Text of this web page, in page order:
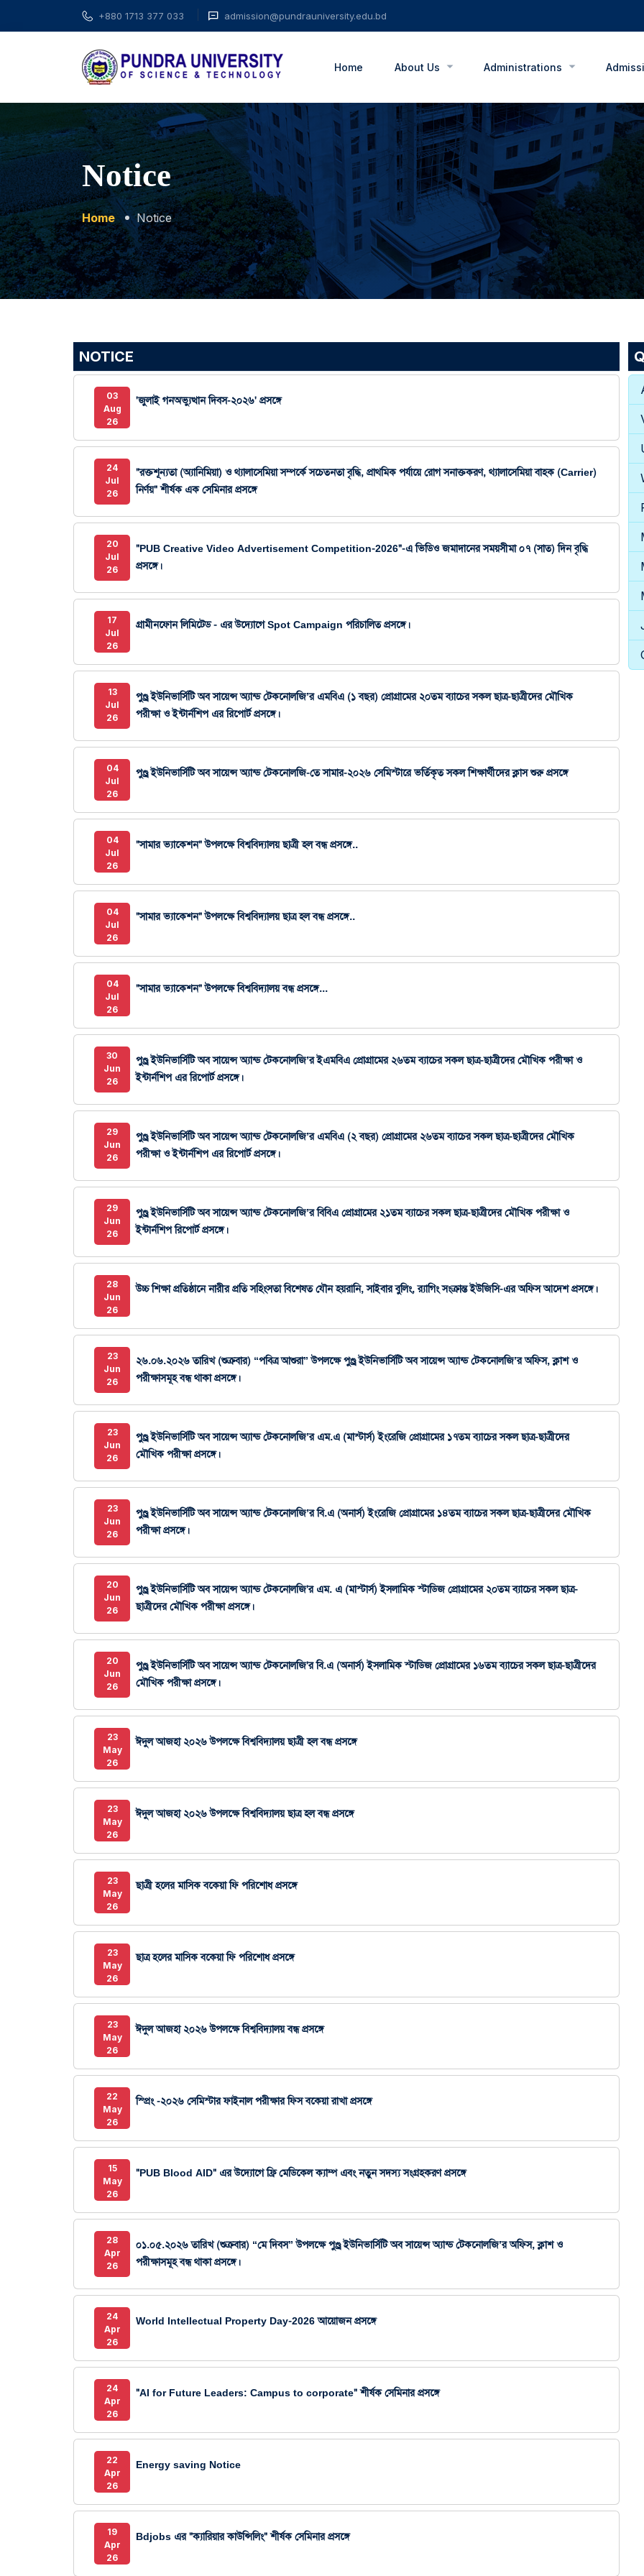
+880 1713 377 033 admission@pundrauniversity.edu.bd
Home About Us Administrations
Notice
Home Notice
NOTICE
03
Aug
26
'জুলাই গনঅভ্যুত্থান দিবস-২০২৬' প্রসঙ্গে
24
Jul
26
"রক্তশূন্যতা (অ্যানিমিয়া) ও থ্যালাসেমিয়া সম্পর্কে সচেতনতা বৃদ্ধি, প্রাথমিক পর্যায়ে রোগ সনাক্তকরণ, থ্যালাসেমিয়া বাহক (Carrier)
নির্ণয়" শীর্ষক এক সেমিনার প্রসঙ্গে
20
Jul
26
"PUB Creative Video Advertisement Competition-2026"-এ ভিডিও জমাদানের সময়সীমা ০৭ (সাত) দিন বৃদ্ধি
প্রসঙ্গে।
17
Jul
26
গ্রামীনফোন লিমিটেড - এর উদ্যোগে Spot Campaign পরিচালিত প্রসঙ্গে।
13
Jul
26
পুণ্ড্র ইউনিভার্সিটি অব সায়েন্স অ্যান্ড টেকনোলজি’র এমবিএ (১ বছর) প্রোগ্রামের ২০তম ব্যাচের সকল ছাত্র-ছাত্রীদের মৌখিক
পরীক্ষা ও ইন্টার্নশিপ এর রিপোর্ট প্রসঙ্গে।
04
Jul
26
পুণ্ড্র ইউনিভার্সিটি অব সায়েন্স অ্যান্ড টেকনোলজি-তে সামার-২০২৬ সেমিস্টারে ভর্তিকৃত সকল শিক্ষার্থীদের ক্লাস শুরু প্রসঙ্গে
04
Jul
26
"সামার ভ্যাকেশন" উপলক্ষে বিশ্ববিদ্যালয় ছাত্রী হল বন্ধ প্রসঙ্গে..
04
Jul
26
"সামার ভ্যাকেশন" উপলক্ষে বিশ্ববিদ্যালয় ছাত্র হল বন্ধ প্রসঙ্গে..
04
Jul
26
"সামার ভ্যাকেশন" উপলক্ষে বিশ্ববিদ্যালয় বন্ধ প্রসঙ্গে...
30
Jun
26
পুণ্ড্র ইউনিভার্সিটি অব সায়েন্স অ্যান্ড টেকনোলজি’র ইএমবিএ প্রোগ্রামের ২৬তম ব্যাচের সকল ছাত্র-ছাত্রীদের মৌখিক পরীক্ষা ও
ইন্টার্নশিপ এর রিপোর্ট প্রসঙ্গে।
29
Jun
26
পুণ্ড্র ইউনিভার্সিটি অব সায়েন্স অ্যান্ড টেকনোলজি’র এমবিএ (২ বছর) প্রোগ্রামের ২৬তম ব্যাচের সকল ছাত্র-ছাত্রীদের মৌখিক
পরীক্ষা ও ইন্টার্নশিপ এর রিপোর্ট প্রসঙ্গে।
29
Jun
26
পুণ্ড্র ইউনিভার্সিটি অব সায়েন্স অ্যান্ড টেকনোলজি’র বিবিএ প্রোগ্রামের ২১তম ব্যাচের সকল ছাত্র-ছাত্রীদের মৌখিক পরীক্ষা ও
ইন্টার্নশিপ রিপোর্ট প্রসঙ্গে।
28
Jun
26
উচ্চ শিক্ষা প্রতিষ্ঠানে নারীর প্রতি সহিংসতা বিশেষত যৌন হয়রানি, সাইবার বুলিং, র‌্যাগিং সংক্রান্ত ইউজিসি-এর অফিস আদেশ প্রসঙ্গে।
23
Jun
26
২৬.০৬.২০২৬ তারিখ (শুক্রবার) “পবিত্র আশুরা” উপলক্ষে পুণ্ড্র ইউনিভার্সিটি অব সায়েন্স অ্যান্ড টেকনোলজি’র অফিস, ক্লাশ ও
পরীক্ষাসমূহ বন্ধ থাকা প্রসঙ্গে।
23
Jun
26
পুণ্ড্র ইউনিভার্সিটি অব সায়েন্স অ্যান্ড টেকনোলজি’র এম.এ (মাস্টার্স) ইংরেজি প্রোগ্রামের ১৭তম ব্যাচের সকল ছাত্র-ছাত্রীদের
মৌখিক পরীক্ষা প্রসঙ্গে।
23
Jun
26
পুণ্ড্র ইউনিভার্সিটি অব সায়েন্স অ্যান্ড টেকনোলজি’র বি.এ (অনার্স) ইংরেজি প্রোগ্রামের ১৪তম ব্যাচের সকল ছাত্র-ছাত্রীদের মৌখিক
পরীক্ষা প্রসঙ্গে।
20
Jun
26
পুণ্ড্র ইউনিভার্সিটি অব সায়েন্স অ্যান্ড টেকনোলজি'র এম. এ (মাস্টার্স) ইসলামিক স্টাডিজ প্রোগ্রামের ২০তম ব্যাচের সকল ছাত্র-
ছাত্রীদের মৌখিক পরীক্ষা প্রসঙ্গে।
20
Jun
26
পুণ্ড্র ইউনিভার্সিটি অব সায়েন্স অ্যান্ড টেকনোলজি'র বি.এ (অনার্স) ইসলামিক স্টাডিজ প্রোগ্রামের ১৬তম ব্যাচের সকল ছাত্র-ছাত্রীদের
মৌখিক পরীক্ষা প্রসঙ্গে।
23
May
26
ঈদুল আজহা ২০২৬ উপলক্ষে বিশ্ববিদ্যালয় ছাত্রী হল বন্ধ প্রসঙ্গে
23
May
26
ঈদুল আজহা ২০২৬ উপলক্ষে বিশ্ববিদ্যালয় ছাত্র হল বন্ধ প্রসঙ্গে
23
May
26
ছাত্রী হলের মাসিক বকেয়া ফি পরিশোধ প্রসঙ্গে
23
May
26
ছাত্র হলের মাসিক বকেয়া ফি পরিশোধ প্রসঙ্গে
23
May
26
ঈদুল আজহা ২০২৬ উপলক্ষে বিশ্ববিদ্যালয় বন্ধ প্রসঙ্গে
22
May
26
স্প্রিং -২০২৬ সেমিস্টার ফাইনাল পরীক্ষার ফিস বকেয়া রাখা প্রসঙ্গে
15
May
26
"PUB Blood AID" এর উদ্যোগে ফ্রি মেডিকেল ক্যাম্প এবং নতুন সদস্য সংগ্রহকরণ প্রসঙ্গে
28
Apr
26
০১.০৫.২০২৬ তারিখ (শুক্রবার) “মে দিবস” উপলক্ষে পুণ্ড্র ইউনিভার্সিটি অব সায়েন্স অ্যান্ড টেকনোলজি’র অফিস, ক্লাশ ও
পরীক্ষাসমূহ বন্ধ থাকা প্রসঙ্গে।
24
Apr
26
World Intellectual Property Day-2026 আয়োজন প্রসঙ্গে
24
Apr
26
"AI for Future Leaders: Campus to corporate" শীর্ষক সেমিনার প্রসঙ্গে
22
Apr
26
Energy saving Notice
19
Apr
26
Bdjobs এর "ক্যারিয়ার কাউন্সিলিং" শীর্ষক সেমিনার প্রসঙ্গে